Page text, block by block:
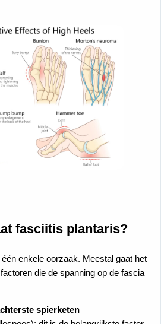
fasciitis plantaris?
enkele oorzaak. Meestal gaat het
die de spanning op de fascia
spierketen